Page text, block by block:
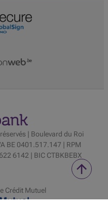
| Boulevard du Roi
BE 0401.517.147 | RPM
6142 | BIC CTBKBEBX
Crédit Mutuel